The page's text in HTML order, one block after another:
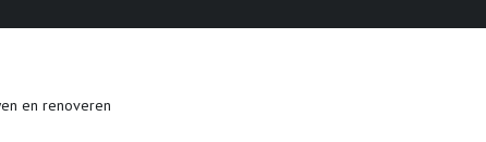
en renoveren